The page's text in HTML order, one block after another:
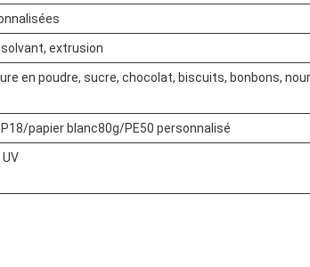
extrusion
en poudre, sucre, chocolat, biscuits, bonbons,
papier blanc80g/PE50 personnalisé